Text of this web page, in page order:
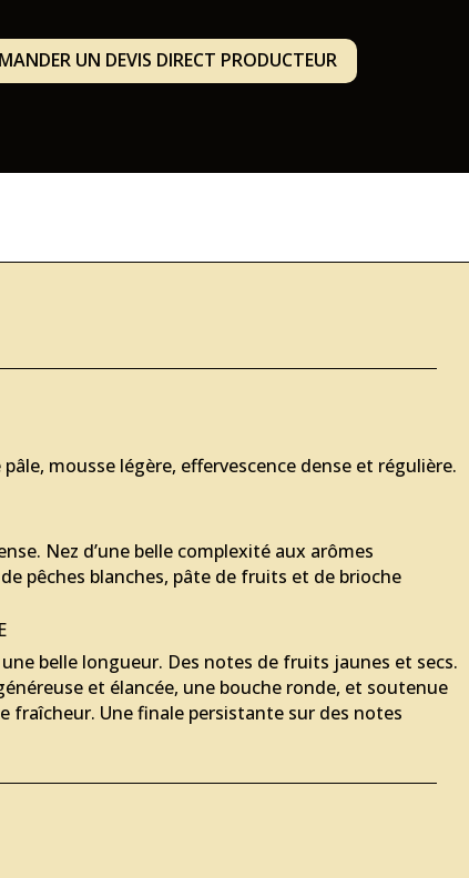
UN DEVIS DIRECT PRODUCTEUR
pâle, mousse légère, effervescence dense et régulière.
Nez d’une belle complexité aux arômes
de pêches blanches, pâte de fruits et de brioche
une belle longueur. Des notes de fruits jaunes et secs.
et élancée, une bouche ronde, et soutenue
fraîcheur. Une finale persistante sur des notes